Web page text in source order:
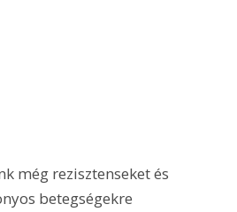
még rezisztenseket és
betegségekre